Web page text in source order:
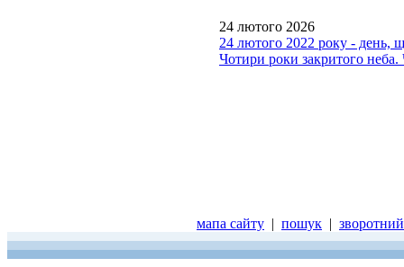
24 лютого 2026
24 лютого 2022 року - день,
Чотири роки закритого
мапа сайту | пошук |